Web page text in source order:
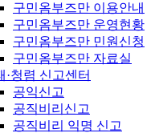
구민옴부즈만 이용안내
구민옴부즈만 운영현황
구민옴부즈만 민원신청
구민옴부즈만 자료실
·청렴 신고센터
공익신고
공직비리신고
공직비리 익명 신고